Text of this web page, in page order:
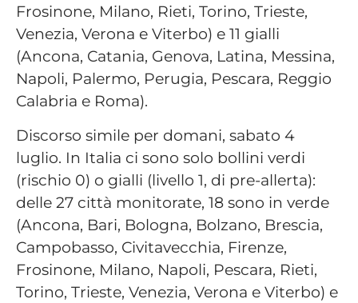
Frosinone, Milano, Rieti, Torino, Trieste,
Venezia, Verona e Viterbo) e 11 gialli
(Ancona, Catania, Genova, Latina, Messina,
Napoli, Palermo, Perugia, Pescara, Reggio
Calabria e Roma).
Discorso simile per domani, sabato 4
luglio. In Italia ci sono solo bollini verdi
(rischio 0) o gialli (livello 1, di pre-allerta):
delle 27 città monitorate, 18 sono in verde
(Ancona, Bari, Bologna, Bolzano, Brescia,
Campobasso, Civitavecchia, Firenze,
Frosinone, Milano, Napoli, Pescara, Rieti,
Torino, Trieste, Venezia, Verona e Viterbo) e